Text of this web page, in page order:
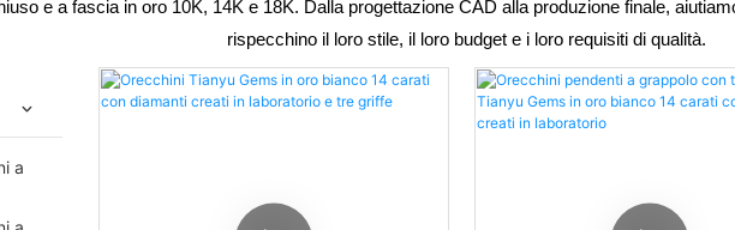
e a fascia in oro 10K, 14K e 18K. Dalla progettazione CAD alla produzione finale,
rispecchino il loro stile, il loro budget e i loro requisiti di qualità.
a